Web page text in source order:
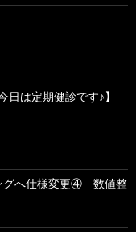
は定期健診です♪】
グへ仕様変更④ 数値整